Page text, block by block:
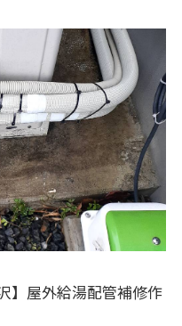
】屋外給湯配管補修作